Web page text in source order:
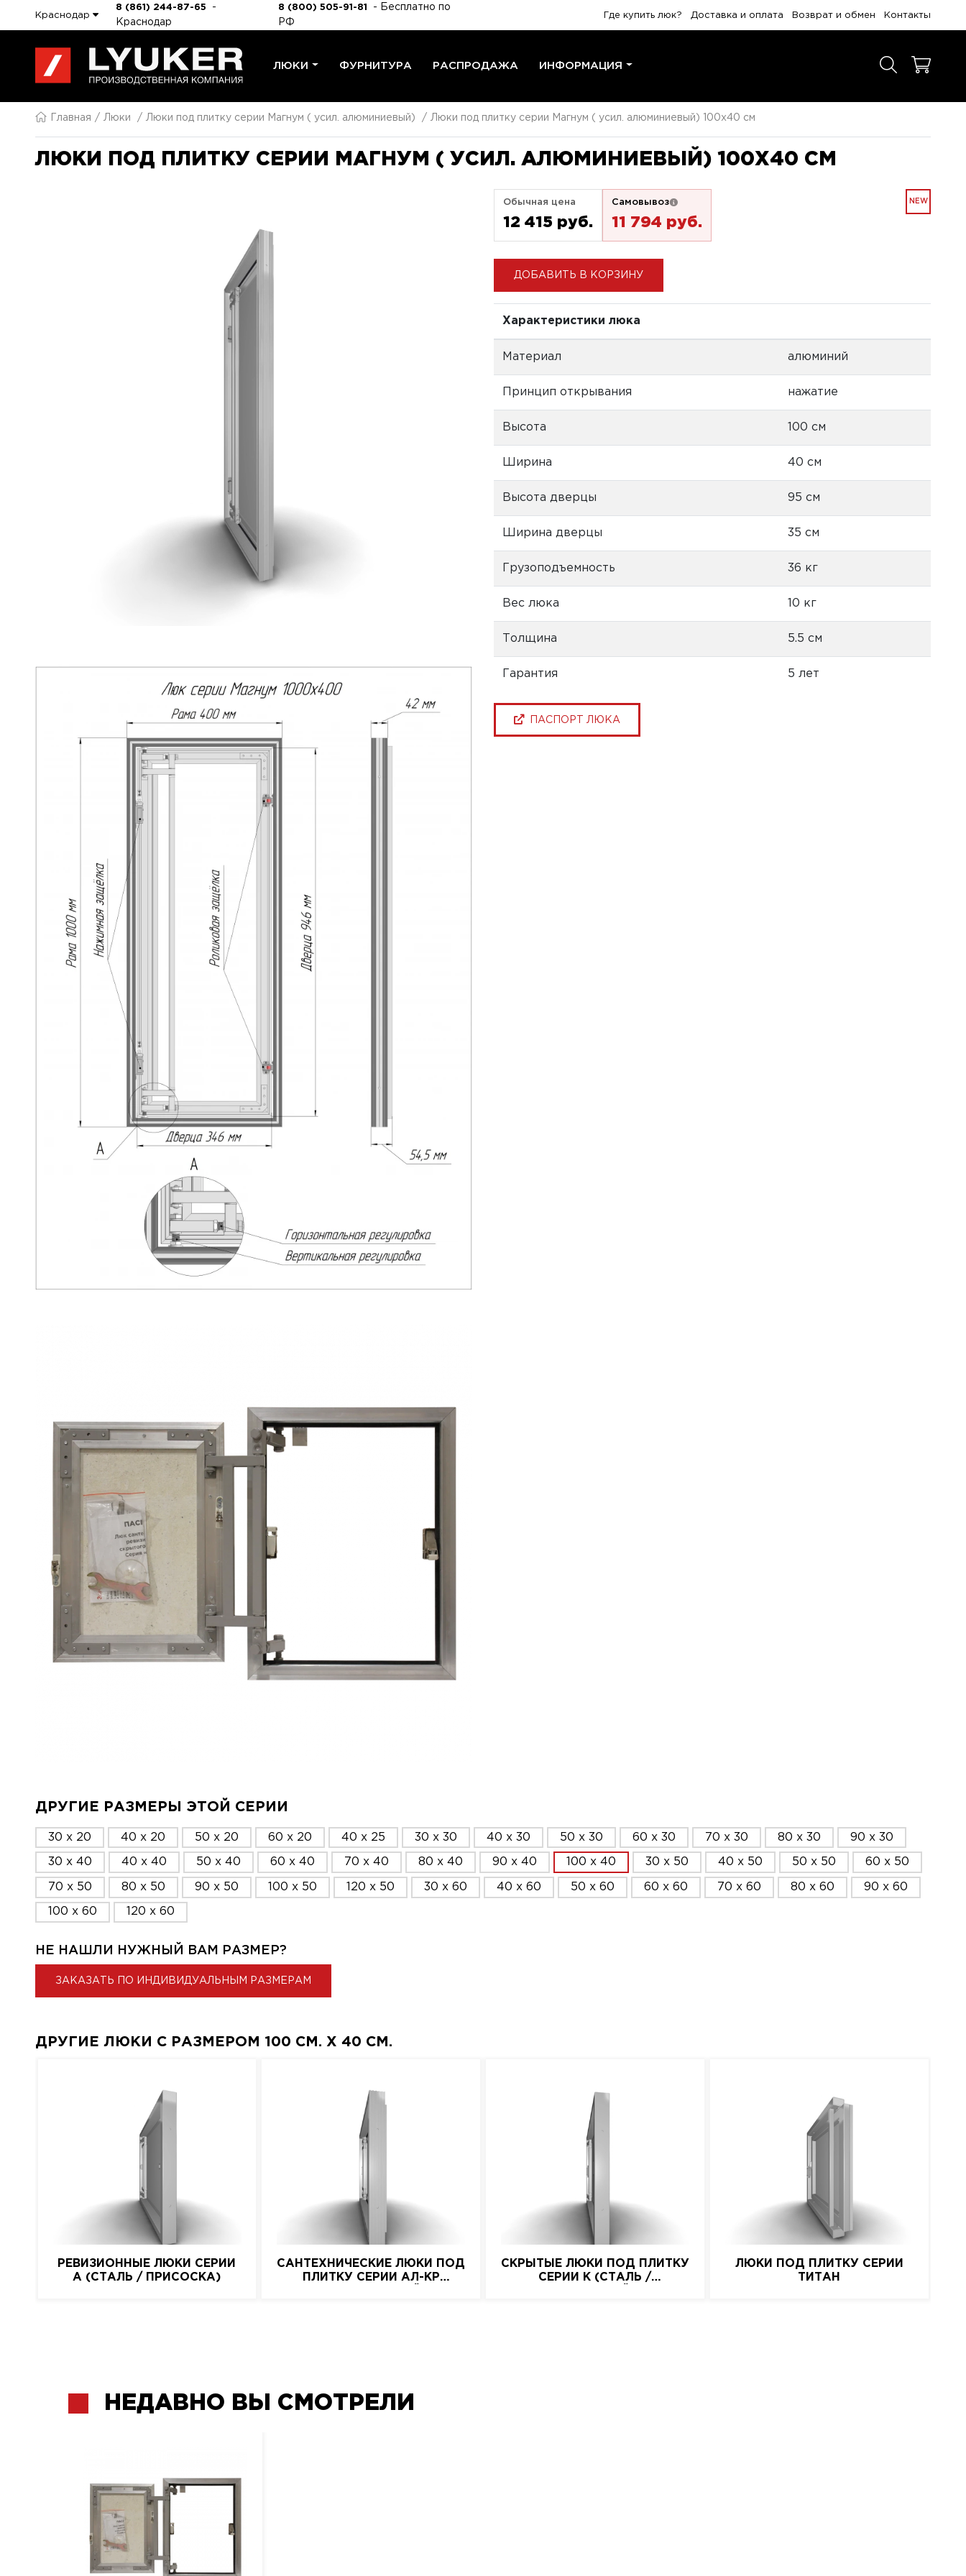
Краснодар
8 (861) 244-87-65
-
Краснодар
8 (800) 505-91-81
- Бесплатно по
РФ
Где купить люк? Доставка и оплата Возврат и обмен Контакты
ЛЮКИ ФУРНИТУРА РАСПРОДАЖА ИНФОРМАЦИЯ
Главная Люки Люки под плитку серии Магнум ( усил. алюминиевый) Люки под плитку серии Магнум ( усил. алюминиевый) 100x40 см
ЛЮКИ ПОД ПЛИТКУ СЕРИИ МАГНУМ ( УСИЛ. АЛЮМИНИЕВЫЙ) 100X40 СМ
Обычная цена
12 415 pуб.
Самовывоз
11 794 pуб.
NEW
ДОБАВИТЬ В КОРЗИНУ
Характеристики люка
Материал алюминий
Принцип открывания нажатие
Высота 100 см
Ширина 40 см
Высота дверцы 95 см
Ширина дверцы 35 см
Грузоподъемность 36 кг
Вес люка 10 кг
Толщина 5.5 см
Гарантия 5 лет
ПАСПОРТ ЛЮКА
ДРУГИЕ РАЗМЕРЫ ЭТОЙ СЕРИИ
30 x 20 40 x 20 50 x 20 60 x 20 40 x 25 30 x 30 40 x 30 50 x 30 60 x 30 70 x 30 80 x 30 90 x 30
30 x 40 40 x 40 50 x 40 60 x 40 70 x 40 80 x 40 90 x 40 100 x 40 30 x 50 40 x 50 50 x 50 60 x 50
70 x 50 80 x 50 90 x 50 100 x 50 120 x 50 30 x 60 40 x 60 50 x 60 60 x 60 70 x 60 80 x 60 90 x 60
100 x 60 120 x 60
НЕ НАШЛИ НУЖНЫЙ ВАМ РАЗМЕР?
ЗАКАЗАТЬ ПО ИНДИВИДУАЛЬНЫМ РАЗМЕРАМ
ДРУГИЕ ЛЮКИ С РАЗМЕРОМ 100 СМ. X 40 СМ.
РЕВИЗИОННЫЕ ЛЮКИ СЕРИИ
A (СТАЛЬ / ПРИСОСКА)
САНТЕХНИЧЕСКИЕ ЛЮКИ ПОД
ПЛИТКУ СЕРИИ АЛ-КР
СКРЫТЫЕ ЛЮКИ ПОД ПЛИТКУ
СЕРИИ K (СТАЛЬ /
ЛЮКИ ПОД ПЛИТКУ СЕРИИ
ТИТАН
НЕДАВНО ВЫ СМОТРЕЛИ